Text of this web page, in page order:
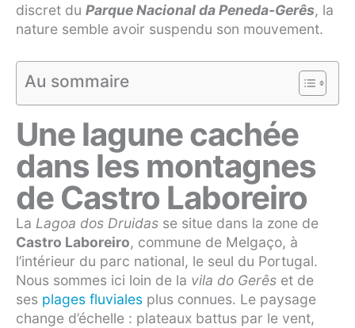
discret du Parque Nacional da Peneda-Gerês, la
nature semble avoir suspendu son mouvement.
Au sommaire
Une lagune cachée
dans les montagnes
de Castro Laboreiro
La Lagoa dos Druidas se situe dans la zone de
Castro Laboreiro, commune de Melgaço, à
l’intérieur du parc national, le seul du Portugal.
Nous sommes ici loin de la vila do Gerês et de
ses plages fluviales plus connues. Le paysage
change d’échelle : plateaux battus par le vent,